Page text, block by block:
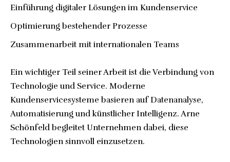
Einführung digitaler Lösungen im Kundenservice
Optimierung bestehender Prozesse
Zusammenarbeit mit internationalen Teams
Ein wichtiger Teil seiner Arbeit ist die Verbindung von
Technologie und Service. Moderne
Kundenservicesysteme basieren auf Datenanalyse,
Automatisierung und künstlicher Intelligenz. Arne
Schönfeld begleitet Unternehmen dabei, diese
Technologien sinnvoll einzusetzen.